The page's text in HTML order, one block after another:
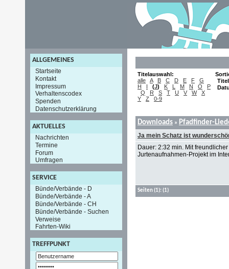
ALLGEMEINES
Startseite
Kontakt
Impressum
Verhaltenscodex
Spenden
Datenschutzerklärung
AKTUELLES
Nachrichten
Termine
Forum
Umfragen
SERVICE
Bünde/Verbände - D
Bünde/Verbände - A
Bünde/Verbände - CH
Bünde/Verbände - Suchen
Verweise
Fahrten-Wiki
TREFFPUNKT
Titelauswahl:
alle
A B C D E F
G
H
I (J) K L M N O
P
Q
R S T U V W
X
Y
Z 0-9
Titel
Downloads » Pfadfinder-
Ja mein Schatz ist
Dauer: 2:32 min. Mit
Jurtenaufnahmen-Projekt im
Seiten(1): (1)